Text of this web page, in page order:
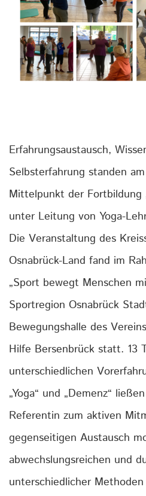
Erfahrungsaustausch,
Selbsterfahrung standen
Mittelpunkt der Fortbildung
unter Leitung von Yoga-
Die Veranstaltung des
Osnabrück-Land fand im
„Sport bewegt Menschen
Sportregion Osnabrück
Bewegungshalle des
Hilfe Bersenbrück statt. 13
unterschiedlichen
„Yoga“ und „Demenz“
Referentin zum aktiven
gegenseitigen Austausch
abwechslungsreichen und
unterschiedlicher